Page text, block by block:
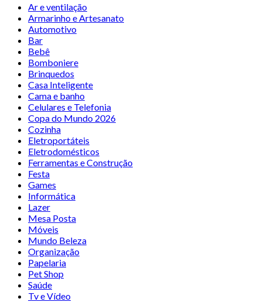
Ar e ventilação
Armarinho e Artesanato
Automotivo
Bar
Bebê
Bomboniere
Brinquedos
Casa Inteligente
Cama e banho
Celulares e Telefonia
Copa do Mundo 2026
Cozinha
Eletroportáteis
Eletrodomésticos
Ferramentas e Construção
Festa
Games
Informática
Lazer
Mesa Posta
Móveis
Mundo Beleza
Organização
Papelaria
Pet Shop
Saúde
Tv e Vídeo